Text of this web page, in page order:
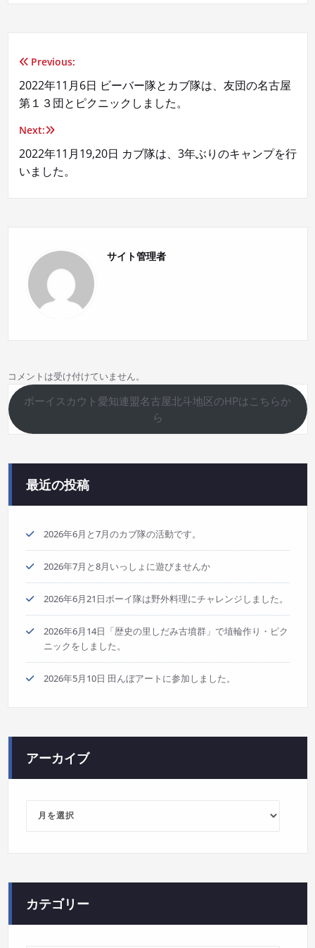
投
稿
ナ
ビ
ョ
ン
Previous:
2022年11月6日 ビーバー隊とカブ隊は、友団の名古屋
第１３団とピクニックしました。
Next:
2022年11月19,20日 カブ隊は、3年ぶりのキャンプを行
いました。
サイト管理者
コメントは受け付けていません。
ボーイスカウト愛知連盟名古屋北斗地区のHPはこちらか
ら
最近の投稿
2026年6月と7月のカブ隊の活動です。
2026年7月と8月いっしょに遊びませんか
2026年6月21日ボーイ隊は野外料理にチャレンジしました。
2026年6月14日「歴史の里しだみ古墳群」で埴輪作り・ピク
ニックをしました。
2026年5月10日 田んぼアートに参加しました。
アーカイブ
カテゴリー